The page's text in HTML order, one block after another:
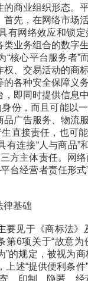
商业组织形态。
先，在网络市场
有网络效应和锁
业务组合的数字
核心平台服务者”
、交易活动的商
各种安全保障义
即同时提供信息
份，而且可能以
广告服务、物流
直接责任，也可
连接“人与商品”
方主体责任。网
台经营者责任形
律基础
要见于《商标法》
第6项关于“故意
的规定，被视为
述“提供便利条
、印制、隐匿、